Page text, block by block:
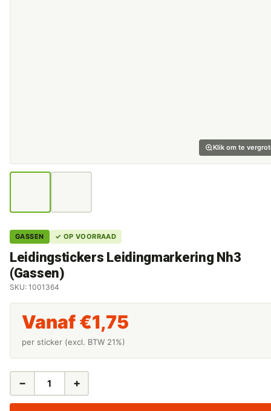
Klik om te
GASSEN ✓ OP VOORRAAD
Leidingstickers Leidingmarkering Nh3
(Gassen)
SKU: 1001364
Vanaf €1,75
per sticker (excl. BTW 21%)
LEIDINGSTICKERS
− +